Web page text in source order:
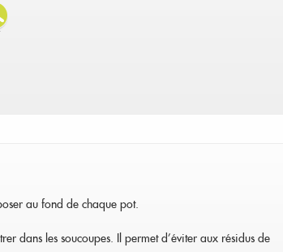
au fond de chaque pot.
dans les soucoupes. Il permet d'éviter aux résidus de